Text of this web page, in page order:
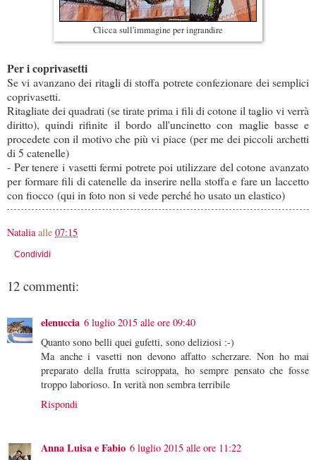
Clicca sull'immagine per ingrandire
Per i coprivasetti
Se vi avanzano dei ritagli di stoffa potrete confezionare dei semplici
coprivasetti.
Ritagliate dei quadrati (se tirate prima i fili di cotone il taglio vi verrà
diritto), quindi rifinite il bordo all'uncinetto con maglie basse e
procedete con il motivo che più vi piace (per me dei piccoli archetti
di 5 catenelle)
- Per tenere i vasetti fermi potrete poi utilizzare del cotone avanzato
per formare fili di catenelle da inserire nella stoffa e fare un laccetto
con fiocco (qui in foto non si vede perché ho usato un elastico)
Natalia alle 07:15
Condividi
12 commenti:
elenuccia 6 luglio 2015 alle ore 09:40
Quanto sono belli quei gufetti, sono deliziosi :-)
Ma anche i vasetti non devono affatto scherzare. Non ho mai
preparato della frutta sciroppata, ho sempre pensato che fosse
troppo laborioso. In verità non sembra terribile
Rispondi
Anna Luisa e Fabio 6 luglio 2015 alle ore 11:22